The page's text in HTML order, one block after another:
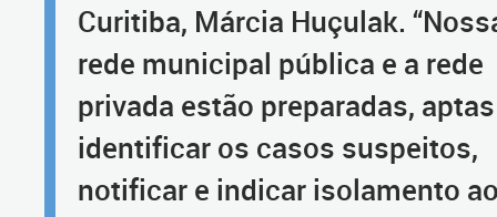
Curitiba, Márcia Huçulak.
rede municipal pública e a rede
privada estão preparadas,
identificar os casos suspeitos,
notificar e indicar isolamento